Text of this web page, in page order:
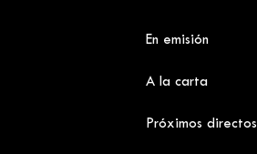
En emisión
A la carta
Próximos directos